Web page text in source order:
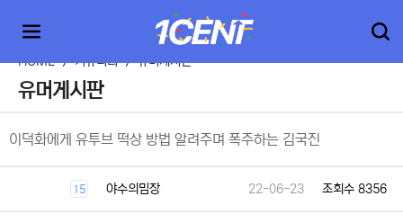
HOME > 커뮤니티 > 유머게시판
유머게시판
이덕화에게 유투브 떡상 방법 알려주며 폭주하는 김국진
15 야수의밈장 22-06-23 조회수 8356